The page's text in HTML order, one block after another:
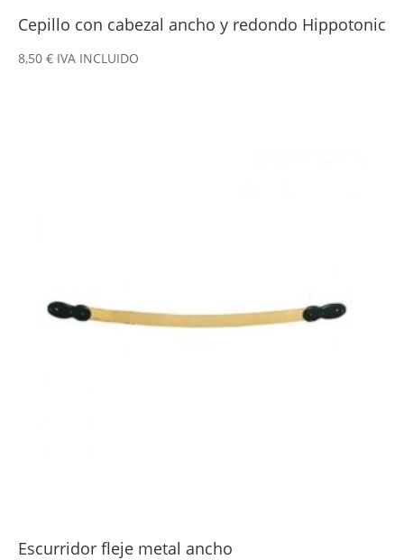
Cepillo con cabezal ancho y redondo Hippotonic
8,50 € IVA INCLUIDO
Escurridor fleje metal ancho